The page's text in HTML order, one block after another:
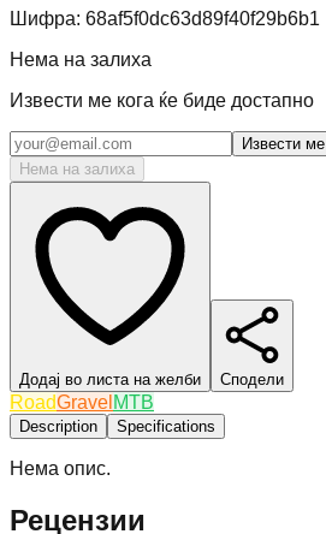
Шифра: 68af5f0dc63d89f40f29b6b1
Нема на залиха
Извести ме кога ќе биде достапно
Извести ме
Нема на залиха
Додај во листа на желби Сподели
RoadGravel MTB
Description Specifications
Нема опис.
Рецензии